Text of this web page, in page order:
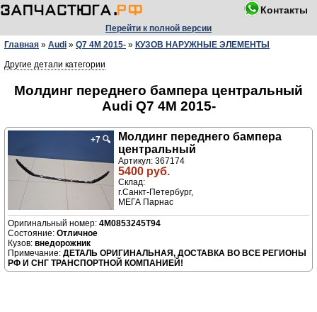
Контакты
Перейти к полной версии
Главная » Audi » Q7 4M 2015- » КУЗОВ НАРУЖНЫЕ ЭЛЕМЕНТЫ
Другие детали категории
Молдинг переднего бампера центральный
Audi Q7 4M 2015-
+7 🔍
Молдинг переднего бампера
центральный
Артикул: 367174
5400 руб.
Склад:
г.Санкт-Петербург,
МЕГА Парнас
4M0853245T94
Отличное
внедорожник
ДЕТАЛЬ ОРИГИНАЛЬНАЯ, ДОСТАВКА ВО ВСЕ РЕГИОНЫ
РФ И СНГ ТРАНСПОРТНОЙ КОМПАНИЕЙ!